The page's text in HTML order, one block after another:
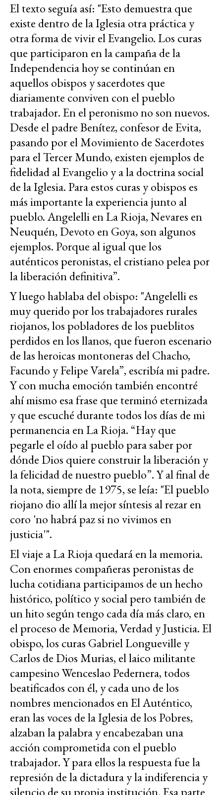
El texto seguía así: "Esto demuestra que
existe dentro de la Iglesia otra práctica y
otra forma de vivir el Evangelio. Los curas
que participaron en la campaña de la
Independencia hoy se continúan en
aquellos obispos y sacerdotes que
diariamente conviven con el pueblo
trabajador. En el peronismo no son nuevos.
Desde el padre Benítez, confesor de Evita,
pasando por el Movimiento de Sacerdotes
para el Tercer Mundo, existen ejemplos de
fidelidad al Evangelio y a la doctrina social
de la Iglesia. Para estos curas y obispos es
más importante la experiencia junto al
pueblo. Angelelli en La Rioja, Nevares en
Neuquén, Devoto en Goya, son algunos
ejemplos. Porque al igual que los
auténticos peronistas, el cristiano pelea por
la liberación definitiva”.
Y luego hablaba del obispo: "Angelelli es
muy querido por los trabajadores rurales
riojanos, los pobladores de los pueblitos
perdidos en los llanos, que fueron escenario
de las heroicas montoneras del Chacho,
Facundo y Felipe Varela”, escribía mi padre.
Y con mucha emoción también encontré
ahí mismo esa frase que terminó eternizada
y que escuché durante todos los días de mi
permanencia en La Rioja. “Hay que
pegarle el oído al pueblo para saber por
dónde Dios quiere construir la liberación y
la felicidad de nuestro pueblo”. Y al final de
la nota, siempre de 1975, se leía: "El pueblo
riojano dio allí la mejor síntesis al rezar en
coro 'no habrá paz si no vivimos en
justicia'".
El viaje a La Rioja quedará en la memoria.
Con enormes compañeras peronistas de
lucha cotidiana participamos de un hecho
histórico, político y social pero también de
un hito según tengo cada día más claro, en
el proceso de Memoria, Verdad y Justicia. El
obispo, los curas Gabriel Longueville y
Carlos de Dios Murias, el laico militante
campesino Wenceslao Pedernera, todos
beatificados con él, y cada uno de los
nombres mencionados en El Auténtico,
eran las voces de la Iglesia de los Pobres,
alzaban la palabra y encabezaban una
acción comprometida con el pueblo
trabajador. Y para ellos la respuesta fue la
represión de la dictadura y la indiferencia y
silencio de su propia institución. Esa parte